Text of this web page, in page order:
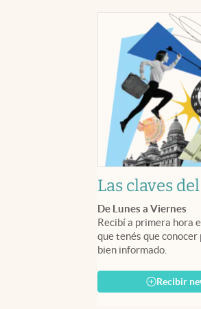
Las claves
De Lunes a Viernes
Recibí a primera hora
que tenés que
bien informado.
Recibir